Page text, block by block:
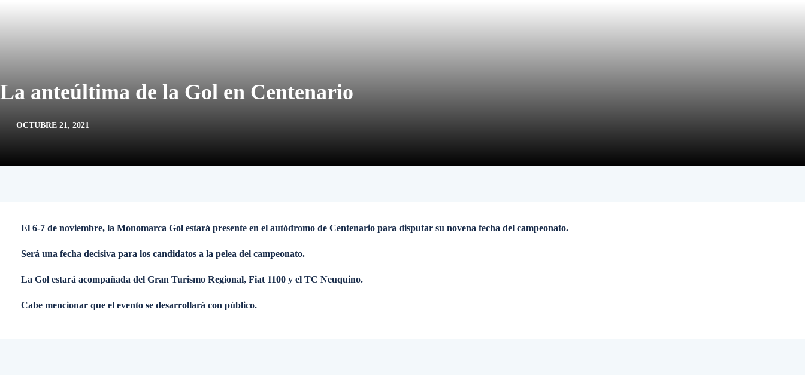
La anteúltima de la Gol en Centenario
OCTUBRE 21, 2021
El 6-7 de noviembre, la Monomarca Gol estará presente en el autódromo de Centenario para disputar su novena fecha del campeonato.
Será una fecha decisiva para los candidatos a la pelea del campeonato.
La Gol estará acompañada del Gran Turismo Regional, Fiat 1100 y el TC Neuquino.
Cabe mencionar que el evento se desarrollará con público.